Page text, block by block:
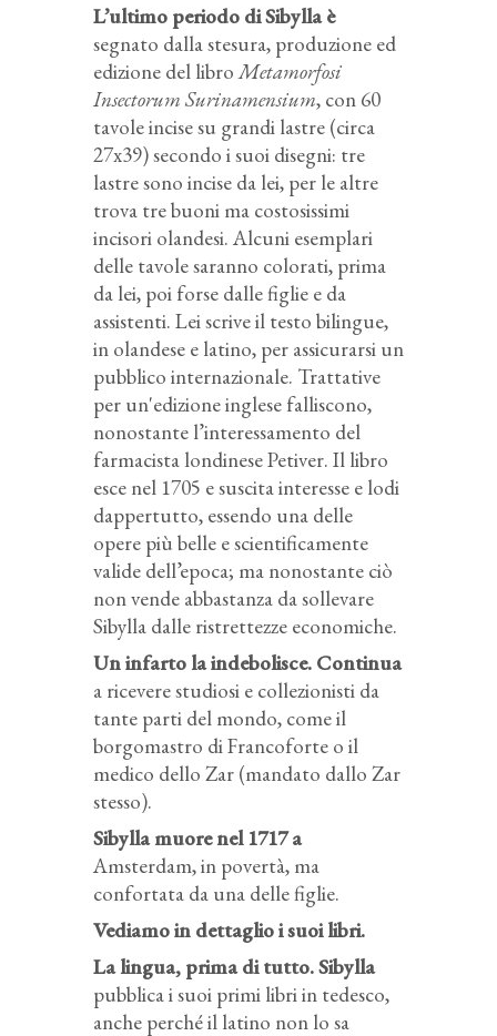
L’ultimo periodo di Sibylla è
segnato dalla stesura, produzione ed
edizione del libroMetamorfosi
Insectorum Surinamensium, con 60
tavole incise su grandi lastre (circa
27x39) secondo i suoi disegni: tre
lastre sono incise da lei, per le altre
trova tre buoni ma costosissimi
incisori olandesi. Alcuni esemplari
delle tavole saranno colorati, prima
da lei, poi forse dalle figlie e da
assistenti. Lei scrive il testo bilingue,
in olandese e latino, per assicurarsi un
pubblico internazionale. Trattative
per un'edizione inglese falliscono,
nonostante l’interessamento del
farmacista londinese Petiver. Il libro
esce nel 1705 e suscita interesse e lodi
dappertutto, essendo una delle
opere più belle e scientificamente
valide dell’epoca; ma nonostante ciò
non vende abbastanza da sollevare
Sibylla dalle ristrettezze economiche.
Un infarto la indebolisce. Continua
a ricevere studiosi e collezionisti da
tante parti del mondo, come il
borgomastro di Francoforte o il
medico dello Zar (mandato dallo Zar
stesso).
Sibylla muore nel 1717 a
Amsterdam, in povertà, ma
confortata da una delle figlie.
Vediamo in dettaglio i suoi libri.
La lingua, prima di tutto. Sibylla
pubblica i suoi primi libri in tedesco,
anche perché il latino non lo sa